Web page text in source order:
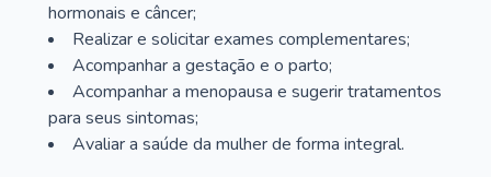
hormonais e câncer;
Realizar e solicitar exames complementares;
Acompanhar a gestação e o parto;
Acompanhar a menopausa e sugerir tratamentos
para seus sintomas;
Avaliar a saúde da mulher de forma integral.